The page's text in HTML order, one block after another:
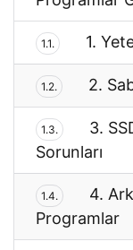
1.1. 1.
1.2. 2.
1.3.
3.
Sorunları
1.4.
4.
Programlar